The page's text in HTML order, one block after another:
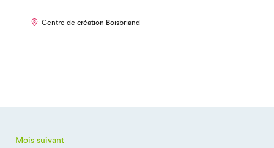
Centre de création Boisbriand
Mois suivant